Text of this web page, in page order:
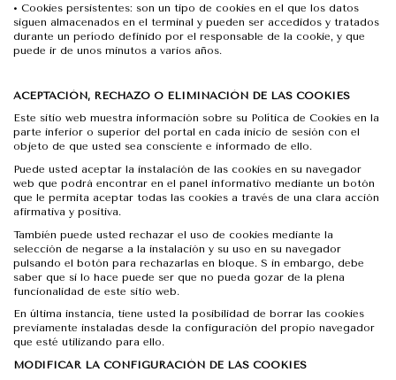
• Cookies persistentes: son un tipo de cookies en el que los datos
siguen almacenados en el terminal y pueden ser accedidos y tratados
durante un período definido por el responsable de la cookie, y que
puede ir de unos minutos a varios años.
ACEPTACIÓN, RECHAZO O ELIMINACIÓN DE LAS COOKIES
Este sitio web muestra información sobre su Política de Cookies en la
parte inferior o superior del portal en cada inicio de sesión con el
objeto de que usted sea consciente e informado de ello.
Puede usted aceptar la instalación de las cookies en su navegador
web que podrá encontrar en el panel informativo mediante un botón
que le permita aceptar todas las cookies a través de una clara acción
afirmativa y positiva.
También puede usted rechazar el uso de cookies mediante la
selección de negarse a la instalación y su uso en su navegador
pulsando el botón para rechazarlas en bloque. S in embargo, debe
saber que si lo hace puede ser que no pueda gozar de la plena
funcionalidad de este sitio web.
En última instancia, tiene usted la posibilidad de borrar las cookies
previamente instaladas desde la configuración del propio navegador
que esté utilizando para ello.
MODIFICAR LA CONFIGURACIÓN DE LAS COOKIES